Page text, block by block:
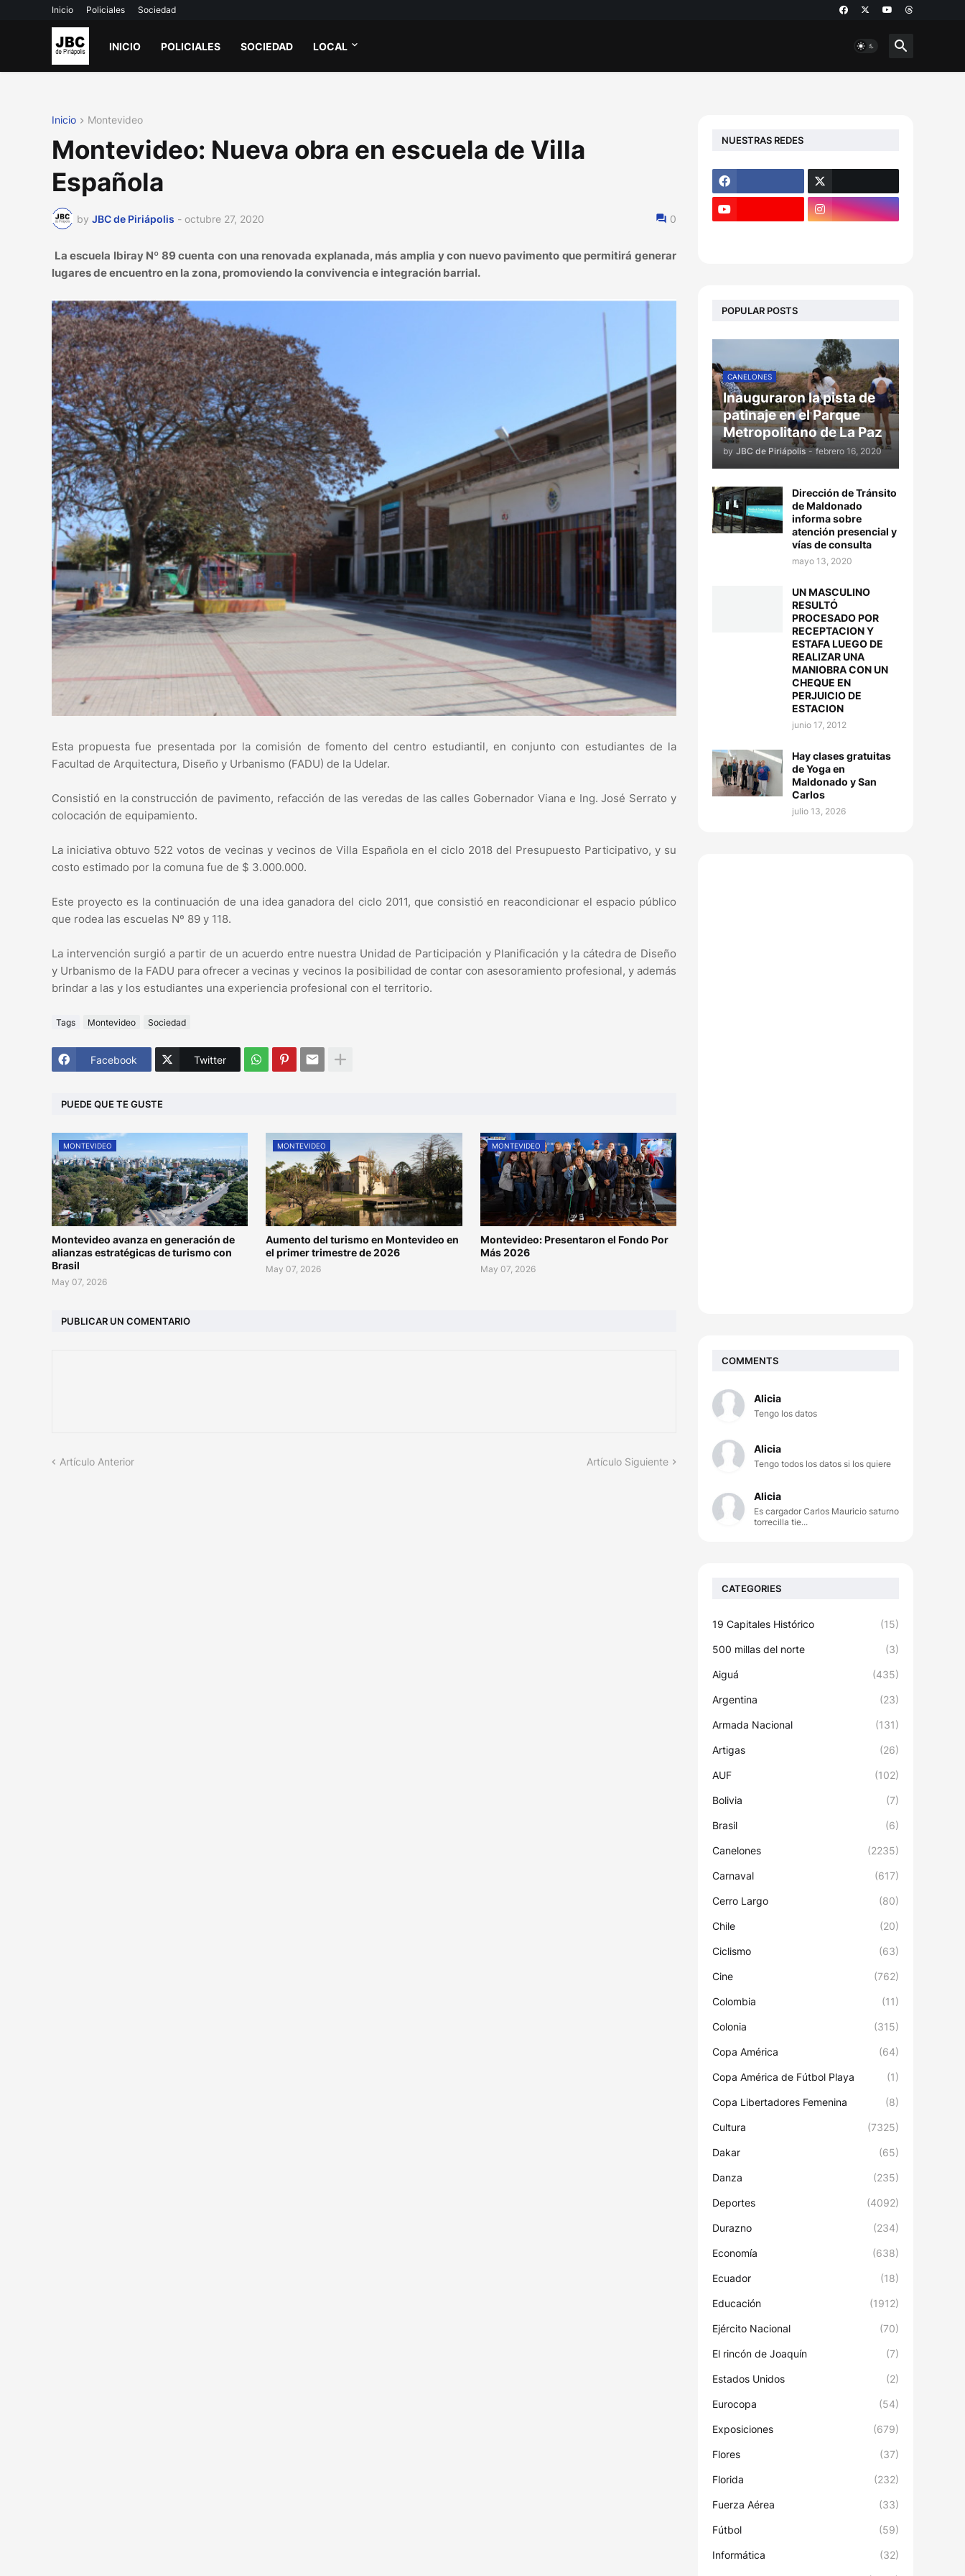
Inicio Policiales Sociedad
INICIO POLICIALES SOCIEDAD LOCAL
Inicio Montevideo
Montevideo: Nueva obra en escuela de Villa
Española
by JBC de Piriápolis - octubre 27, 2020 0
La escuela Ibiray Nº 89 cuenta con una renovada explanada, más amplia y con nuevo pavimento que permitirá generar
lugares de encuentro en la zona, promoviendo la convivencia e integración barrial.
Esta propuesta fue presentada por la comisión de fomento del centro estudiantil, en conjunto con estudiantes de la
Facultad de Arquitectura, Diseño y Urbanismo (FADU) de la Udelar.
Consistió en la construcción de pavimento, refacción de las veredas de las calles Gobernador Viana e Ing. José Serrato y
colocación de equipamiento.
La iniciativa obtuvo 522 votos de vecinas y vecinos de Villa Española en el ciclo 2018 del Presupuesto Participativo, y su
costo estimado por la comuna fue de $ 3.000.000.
Este proyecto es la continuación de una idea ganadora del ciclo 2011, que consistió en reacondicionar el espacio público
que rodea las escuelas Nº 89 y 118.
La intervención surgió a partir de un acuerdo entre nuestra Unidad de Participación y Planificación y la cátedra de Diseño
y Urbanismo de la FADU para ofrecer a vecinas y vecinos la posibilidad de contar con asesoramiento profesional, y además
brindar a las y los estudiantes una experiencia profesional con el territorio.
Tags Montevideo Sociedad
Facebook Twitter
PUEDE QUE TE GUSTE
MONTEVIDEO
Montevideo avanza en generación de
alianzas estratégicas de turismo con
Brasil
May 07, 2026
MONTEVIDEO
Aumento del turismo en Montevideo en
el primer trimestre de 2026
May 07, 2026
MONTEVIDEO
Montevideo: Presentaron el Fondo Por
Más 2026
May 07, 2026
PUBLICAR UN COMENTARIO
Artículo Anterior Artículo Siguiente
NUESTRAS REDES
POPULAR POSTS
CANELONES
Inauguraron la pista de
patinaje en el Parque
Metropolitano de La Paz
by JBC de Piriápolis - febrero 16, 2020
Dirección de Tránsito
de Maldonado
informa sobre
atención presencial y
vías de consulta
mayo 13, 2020
UN MASCULINO
RESULTÓ
PROCESADO POR
RECEPTACION Y
ESTAFA LUEGO DE
REALIZAR UNA
MANIOBRA CON UN
CHEQUE EN
PERJUICIO DE
ESTACION
junio 17, 2012
Hay clases gratuitas
de Yoga en
Maldonado y San
Carlos
julio 13, 2026
COMMENTS
Alicia
Tengo los datos
Alicia
Tengo todos los datos si los quiere
Alicia
Es cargador Carlos Mauricio saturno
torrecilla tie...
CATEGORIES
19 Capitales Histórico (15)
500 millas del norte (3)
Aiguá (435)
Argentina (23)
Armada Nacional (131)
Artigas (26)
AUF (102)
Bolivia (7)
Brasil (6)
Canelones (2235)
Carnaval (617)
Cerro Largo (80)
Chile (20)
Ciclismo (63)
Cine (762)
Colombia (11)
Colonia (315)
Copa América (64)
Copa América de Fútbol Playa (1)
Copa Libertadores Femenina (8)
Cultura (7325)
Dakar (65)
Danza (235)
Deportes (4092)
Durazno (234)
Economía (638)
Ecuador (18)
Educación (1912)
Ejército Nacional (70)
El rincón de Joaquín (7)
Estados Unidos (2)
Eurocopa (54)
Exposiciones (679)
Flores (37)
Florida (232)
Fuerza Aérea (33)
Fútbol (59)
Informática (32)